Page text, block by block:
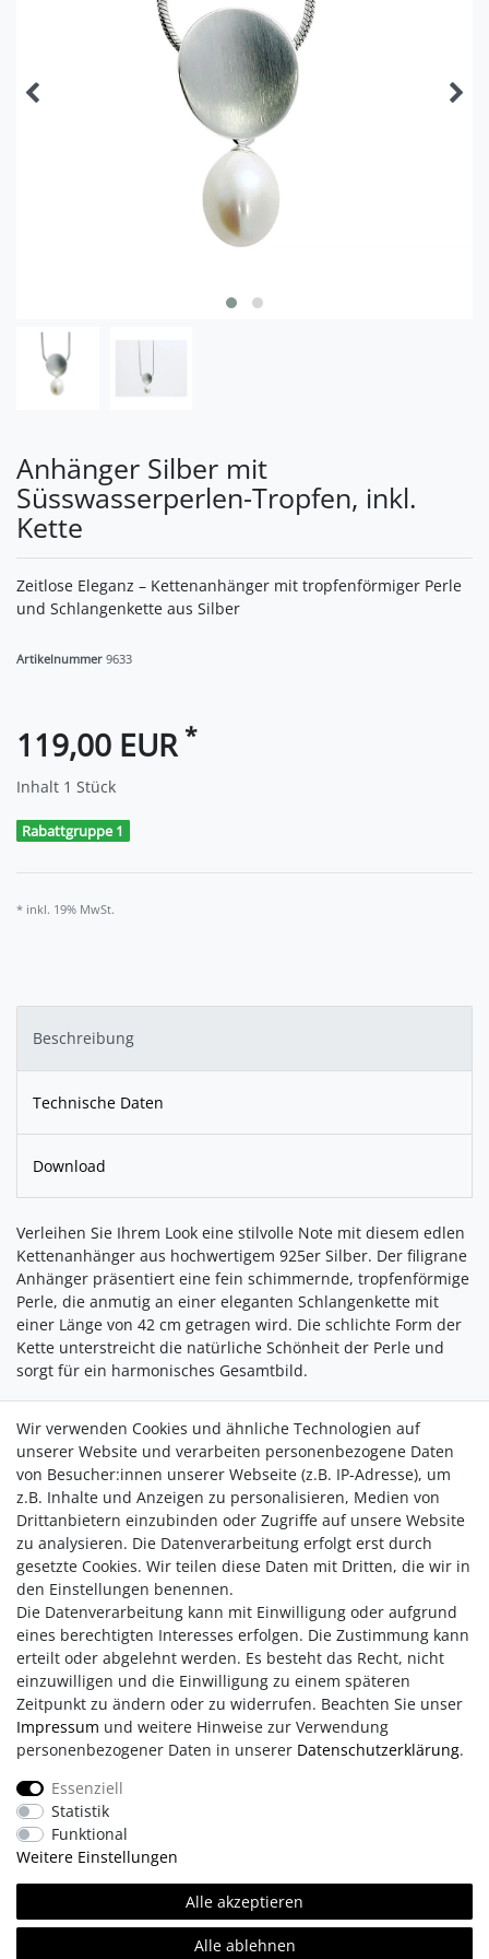
Anhänger Silber mit
Süsswasserperlen-Tropfen, inkl.
Kette
Zeitlose Eleganz – Kettenanhänger mit tropfenförmiger Perle
und Schlangenkette aus Silber
Artikelnummer 9633
119,00 EUR *
Inhalt 1 Stück
Rabattgruppe 1
* inkl. 19% MwSt.
Beschreibung
Technische Daten
Download
Verleihen Sie Ihrem Look eine stilvolle Note mit diesem edlen
Kettenanhänger aus hochwertigem 925er Silber. Der filigrane
Anhänger präsentiert eine fein schimmernde, tropfenförmige
Perle, die anmutig an einer eleganten Schlangenkette mit
einer Länge von 42 cm getragen wird. Die schlichte Form der
Kette unterstreicht die natürliche Schönheit der Perle und
sorgt für ein harmonisches Gesamtbild.
Alltag – dieses Schmuckstück vereint klassische Eleganz mit
moderner Zurückhaltung und lässt sich vielseitig
kombinieren.
Ein perfektes Geschenk – oder ein stilvolles Accessoire für
Ihre eigene Schmucksammlung.
Impressum AGB Daten­schutz­erklärung
Retouren/Reklamationen
Kontakt Team
Wir verwenden Cookies und ähnliche Technologien auf
unserer Website und verarbeiten personenbezogene Daten
von Besucher:innen unserer Webseite (z.B. IP-Adresse), um
z.B. Inhalte und Anzeigen zu personalisieren, Medien von
Drittanbietern einzubinden oder Zugriffe auf unsere Website
zu analysieren. Die Datenverarbeitung erfolgt erst durch
gesetzte Cookies. Wir teilen diese Daten mit Dritten, die wir in
den Einstellungen benennen.
Die Datenverarbeitung kann mit Einwilligung oder aufgrund
eines berechtigten Interesses erfolgen. Die Zustimmung kann
erteilt oder abgelehnt werden. Es besteht das Recht, nicht
einzuwilligen und die Einwilligung zu einem späteren
Zeitpunkt zu ändern oder zu widerrufen. Beachten Sie unser
Impressum und weitere Hinweise zur Verwendung
personenbezogener Daten in unserer Daten­schutz­erklärung.
Essenziell
Statistik
Funktional
Weitere Einstellungen
Alle akzeptieren
Alle ablehnen